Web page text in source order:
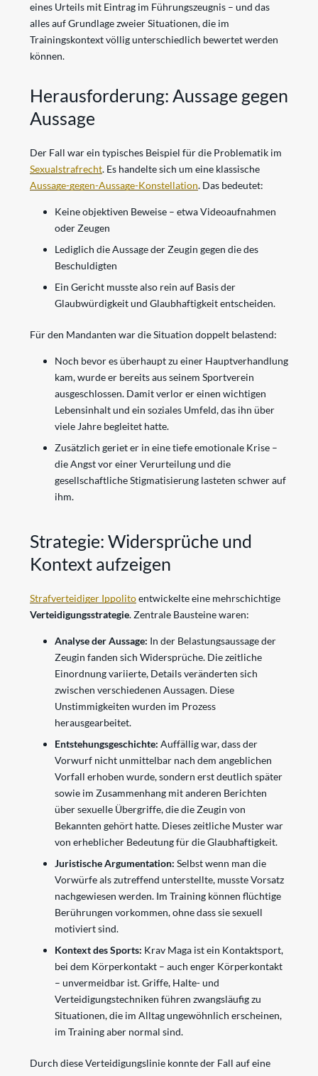
eines Urteils mit Eintrag im Führungszeugnis – und das
alles auf Grundlage zweier Situationen, die im
Trainingskontext völlig unterschiedlich bewertet werden
können.
Herausforderung: Aussage gegen
Aussage
Der Fall war ein typisches Beispiel für die Problematik im
Sexualstrafrecht. Es handelte sich um eine klassische
Aussage-gegen-Aussage-Konstellation. Das bedeutet:
Keine objektiven Beweise – etwa Videoaufnahmen
oder Zeugen
Lediglich die Aussage der Zeugin gegen die des
Beschuldigten
Ein Gericht musste also rein auf Basis der
Glaubwürdigkeit und Glaubhaftigkeit entscheiden.
Für den Mandanten war die Situation doppelt belastend:
Noch bevor es überhaupt zu einer Hauptverhandlung
kam, wurde er bereits aus seinem Sportverein
ausgeschlossen. Damit verlor er einen wichtigen
Lebensinhalt und ein soziales Umfeld, das ihn über
viele Jahre begleitet hatte.
Zusätzlich geriet er in eine tiefe emotionale Krise –
die Angst vor einer Verurteilung und die
gesellschaftliche Stigmatisierung lasteten schwer auf
ihm.
Strategie: Widersprüche und
Kontext aufzeigen
Strafverteidiger Ippolitoentwickelte eine mehrschichtige
Verteidigungsstrategie. Zentrale Bausteine waren:
Analyse der Aussage: In der Belastungsaussage der
Zeugin fanden sich Widersprüche. Die zeitliche
Einordnung variierte, Details veränderten sich
zwischen verschiedenen Aussagen. Diese
Unstimmigkeiten wurden im Prozess
herausgearbeitet.
Entstehungsgeschichte: Auffällig war, dass der
Vorwurf nicht unmittelbar nach dem angeblichen
Vorfall erhoben wurde, sondern erst deutlich später
sowie im Zusammenhang mit anderen Berichten
über sexuelle Übergriffe, die die Zeugin von
Bekannten gehört hatte. Dieses zeitliche Muster war
von erheblicher Bedeutung für die Glaubhaftigkeit.
Juristische Argumentation: Selbst wenn man die
Vorwürfe als zutreffend unterstellte, musste Vorsatz
nachgewiesen werden. Im Training können flüchtige
Berührungen vorkommen, ohne dass sie sexuell
motiviert sind.
Kontext des Sports: Krav Maga ist ein Kontaktsport,
bei dem Körperkontakt – auch enger Körperkontakt
– unvermeidbar ist. Griffe, Halte- und
Verteidigungstechniken führen zwangsläufig zu
Situationen, die im Alltag ungewöhnlich erscheinen,
im Training aber normal sind.
Durch diese Verteidigungslinie konnte der Fall auf eine